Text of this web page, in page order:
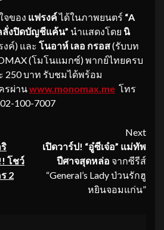
จของ แฟรงค์ได้ในภาพยนตร์ “A
ลั่งปิดบัญชีแค้น” นำแสดงโดย นิ
ค์) และ โนอาห์ เลอ กรอส(รับบท
(โมโนแมกซ์) พากย์ไทยครบ
250 บาท รับชมได้พร้อม
รผ่านwww.monomax.me โทร
100-7007
!! โชว์
2
Next
เปิดวาร์ป! “อู๋ซีเจ๋อ” แม่ทัพ
ปีศาจสุดหล่อ จากซีรีส์
“General’s Lady ป่วนรักฮู
หยินจอมแก่น”